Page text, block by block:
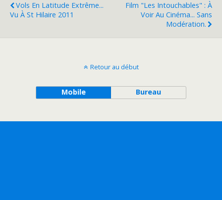
Vols En Latitude Extrême...
Vu À St Hilaire 2011
Film "Les Intouchables" : À
Voir Au Cinéma... Sans
Modération.
Retour au début
Mobile Bureau